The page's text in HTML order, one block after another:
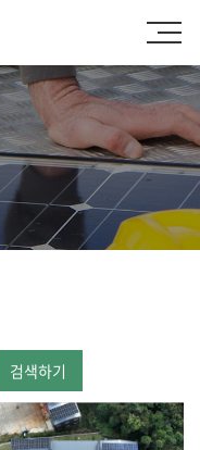
검색하기